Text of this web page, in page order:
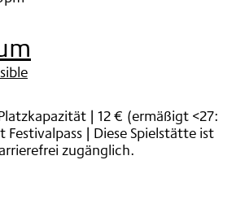
| 12 € (ermäßigt <27:
| Diese Spielstätte ist
zugänglich.